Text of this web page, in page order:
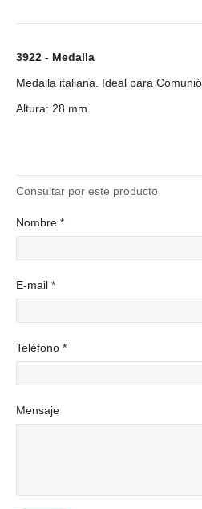
3922 - Medalla
Medalla italiana. Ideal para
Altura: 28 mm.
Consultar por este producto
Nombre *
E-mail *
Teléfono *
Mensaje